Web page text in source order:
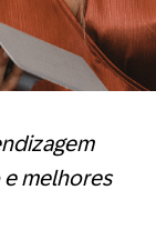
e melhores